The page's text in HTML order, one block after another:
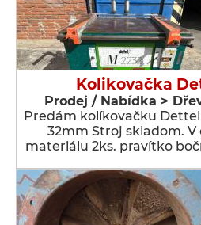
Kolikovačka
Prodej / Nabídka >
Predám kolíkovačku Dettel
32mm Stroj skladom. V
materiálu 2ks. pravítko